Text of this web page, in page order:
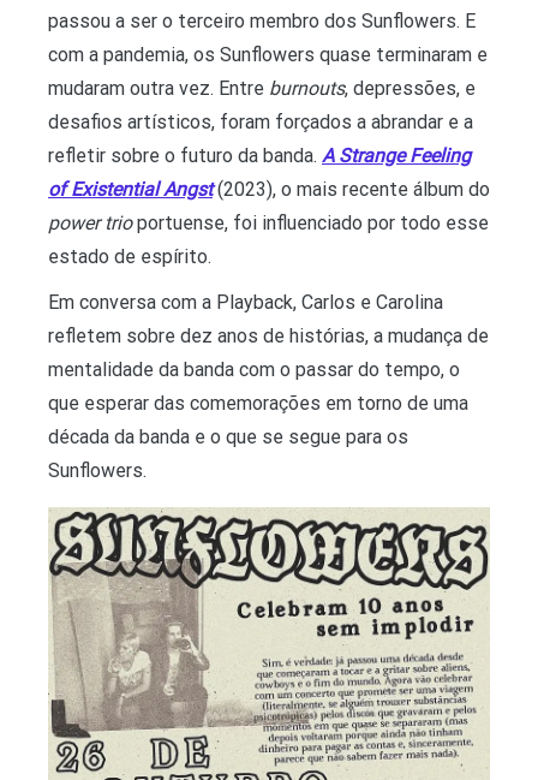
passou a ser o terceiro membro dos Sunflowers. E
com a pandemia, os Sunflowers quase terminaram e
mudaram outra vez. Entre burnouts, depressões, e
desafios artísticos, foram forçados a abrandar e a
refletir sobre o futuro da banda. A Strange Feeling
of Existential Angst(2023), o mais recente álbum do
power trioportuense, foi influenciado por todo esse
estado de espírito.
Em conversa com a Playback, Carlos e Carolina
refletem sobre dez anos de histórias, a mudança de
mentalidade da banda com o passar do tempo, o
que esperar das comemorações em torno de uma
década da banda e o que se segue para os
Sunflowers.